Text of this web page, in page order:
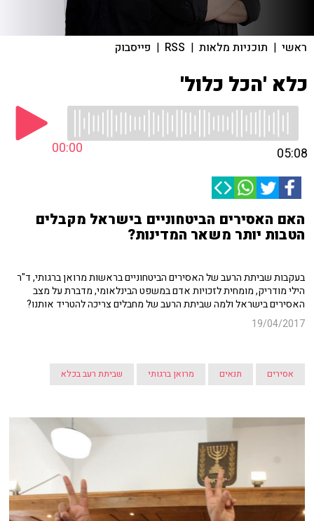
ראשי | תוכניות מלאות |
RSS
| פייסבוק
כלא 'הכל כלול'
00:00 05:08
האם האסירים הביטחוניים בישראל מקבלים
הטבות יותר משאר המדינות?
בעקבות שביתת הרעב של האסירים הביטחוניים בראשות מרואן ברגותי, ד"ר
הילי מודריק, מומחית לזכויות אדם במשפט הבינלאומי, מדברת על מצב
האסירים בישראל ולמה שביתת הרעב של מחבלים צריכה להטריד אותנו?
19/04/2017
אסירים תנאים מרואן ברגותי שביתת רעב בכלא